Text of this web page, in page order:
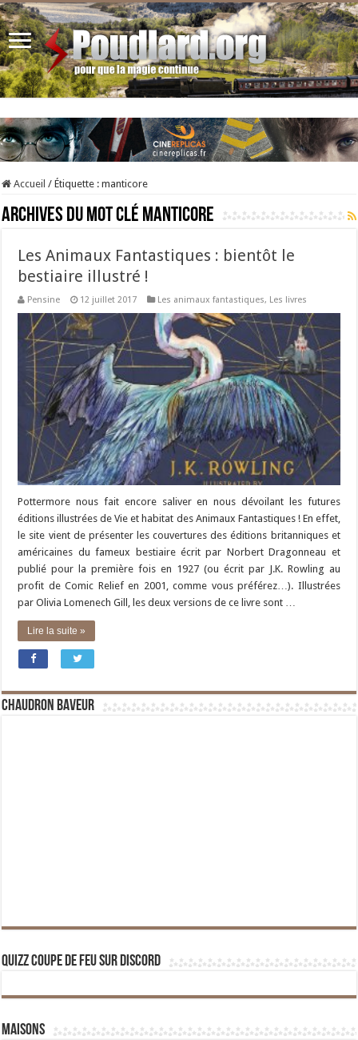
Accueil / Étiquette :manticore
Archives du mot clé manticore
Les Animaux Fantastiques : bientôt le
bestiaire illustré !
Pensine 12 juillet 2017 Les animaux fantastiques, Les livres
Pottermore nous fait encore saliver en nous dévoilant les futures
éditions illustrées de Vie et habitat des Animaux Fantastiques ! En effet,
le site vient de présenter les couvertures des éditions britanniques et
américaines du fameux bestiaire écrit par Norbert Dragonneau et
publié pour la première fois en 1927 (ou écrit par J.K. Rowling au
profit de Comic Relief en 2001, comme vous préférez…). Illustrées
par Olivia Lomenech Gill, les deux versions de ce livre sont …
Lire la suite »
Chaudron Baveur
Quizz Coupe de Feu sur Discord
Maisons